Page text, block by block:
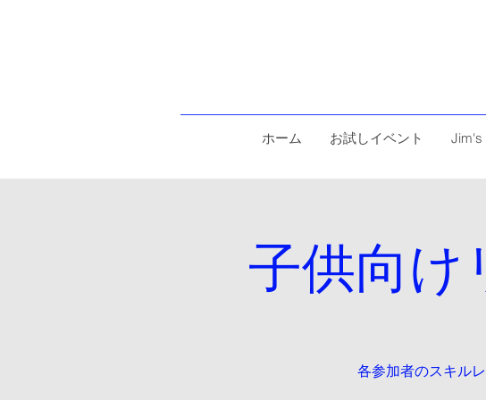
ホーム お試しイベント Jim's
子供向け
各参加者のスキル